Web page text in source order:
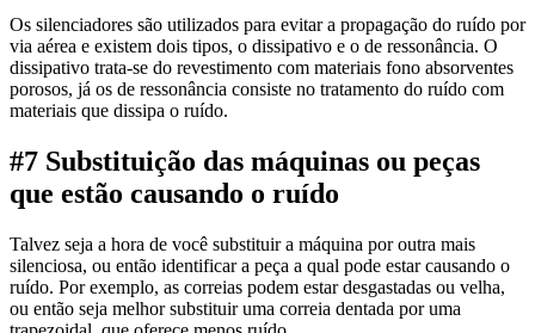
Os silenciadores são utilizados para evitar a propagação do ruído por
via aérea e existem dois tipos, o dissipativo e o de ressonância. O
dissipativo trata-se do revestimento com materiais fono absorventes
porosos, já os de ressonância consiste no tratamento do ruído com
materiais que dissipa o ruído.
#7 Substituição das máquinas ou peças
que estão causando o ruído
Talvez seja a hora de você substituir a máquina por outra mais
silenciosa, ou então identificar a peça a qual pode estar causando o
ruído. Por exemplo, as correias podem estar desgastadas ou velha,
ou então seja melhor substituir uma correia dentada por uma